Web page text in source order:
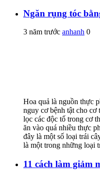
Ngăn rụng tóc
3 năm trước anhanh 0
Hoa quả là nguồn thực
nguy cơ bệnh tật cho cơ
lọc các độc tố trong cơ
ăn vào quá nhiều thực
đây là một số loại trái
là một trong những loại
11 cách làm giảm